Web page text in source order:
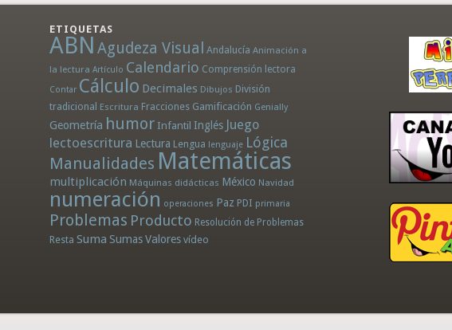
ETIQUETAS
ABN Agudeza Visual Andalucía Animación a
la lectura Artículo Calendario Comprensión lectora
Contar Cálculo Decimales Dibujos División
tradicional Escritura Fracciones Gamificación Genially
Geometría humor Infantil Inglés Juego
lectoescritura Lectura Lengua lenguaje Lógica
Manualidades Matemáticas
multiplicación Máquinas didácticas México Navidad
numeración operaciones Paz PDI primaria
Problemas Producto Resolución de Problemas
Resta Suma SumasValores vídeo